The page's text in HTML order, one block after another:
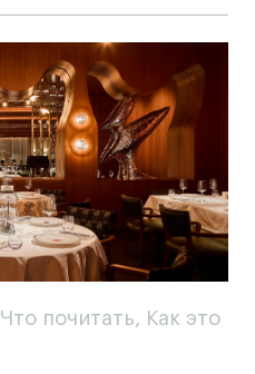
Что почитать, Как это